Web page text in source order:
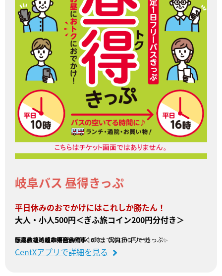
岐阜バス 昼得きっぷ
平日休みのおでかけにはこれしか勝たん！
大人・小人500円＜ぎふ旅コイン200円分付き＞
岐阜バス路線の平日10時～16時までの1日フリーきっぷ✨
ぎふ旅コイン200円分が付くので、実質300円です。
価格破壊の超お得商品！！
販売会社：岐阜乗合自動車
CentXアプリで詳細を見る